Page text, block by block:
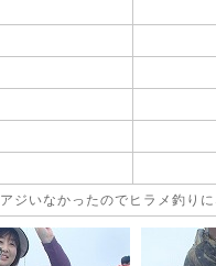
アジいなかったのでヒラメ釣り